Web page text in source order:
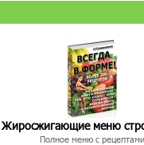
Жиросжигающие меню
Полное меню с рецептами